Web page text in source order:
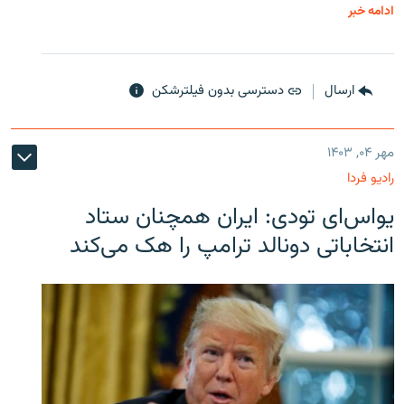
ادامه خبر
ارسال دسترسی بدون فیلترشکن
مهر ۰۴, ۱۴۰۳
رادیو فردا
یو‌اس‌ای تودی: ایران همچنان ستاد
انتخاباتی دونالد ترامپ را هک می‌کند